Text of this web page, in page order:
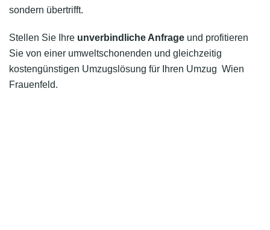
sondern übertrifft.
Stellen Sie Ihre unverbindliche Anfrage und profitieren
Sie von einer umweltschonenden und gleichzeitig
kostengünstigen Umzugslösung für Ihren Umzug Wien
Frauenfeld.